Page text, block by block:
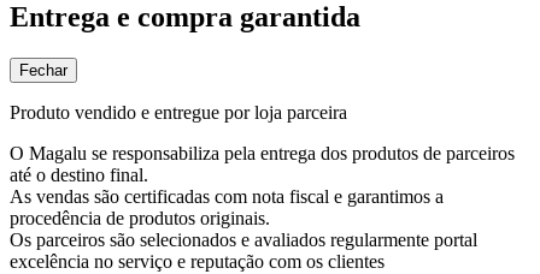
Entrega e compra garantida
Fechar
Produto vendido e entregue por loja parceira
O Magalu se responsabiliza pela entrega dos produtos de parceiros
até o destino final.
As vendas são certificadas com nota fiscal e garantimos a
procedência de produtos originais.
Os parceiros são selecionados e avaliados regularmente portal
excelência no serviço e reputação com os clientes